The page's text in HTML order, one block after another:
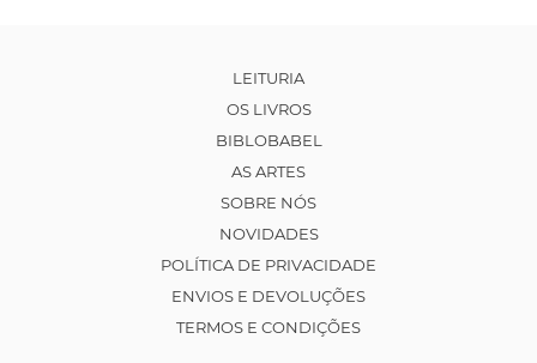
LEITURIA
OS LIVROS
BIBLOBABEL
AS ARTES
SOBRE NÓS
NOVIDADES
POLÍTICA DE PRIVACIDADE
ENVIOS E DEVOLUÇÕES
TERMOS E CONDIÇÕES